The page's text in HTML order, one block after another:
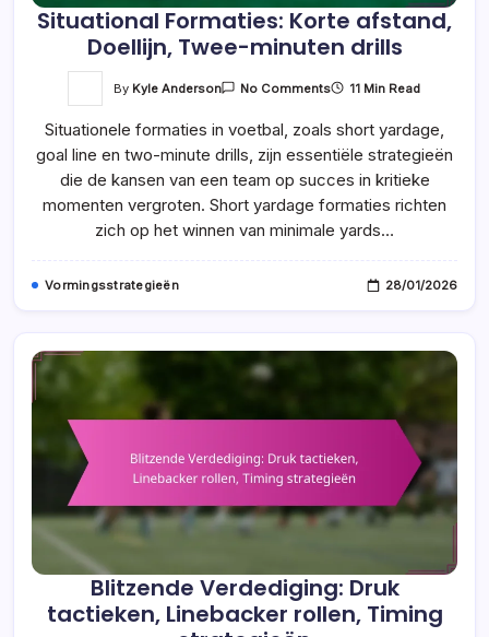
Situational Formaties: Korte afstand,
Doellijn, Twee-minuten drills
By Kyle Anderson No CommentsOn
Korte
Afstand,
Doellijn,
Twee-
Minuten
Drills
11 Min Read
Situationele formaties in voetbal, zoals short yardage,
goal line en two-minute drills, zijn essentiële strategieën
die de kansen van een team op succes in kritieke
momenten vergroten. Short yardage formaties richten
zich op het winnen van minimale yards…
Vormingsstrategieën 28/01/2026
Blitzende Verdediging: Druk
tactieken, Linebacker rollen, Timing